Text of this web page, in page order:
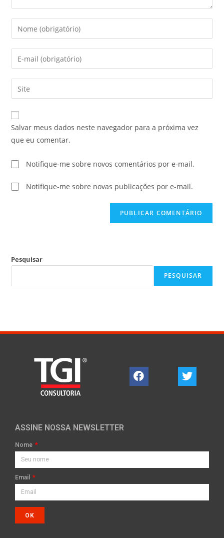
Salvar meus dados neste navegador para a próxima vez
que eu comentar.
Notifique-me sobre novos comentários por e-mail.
Notifique-me sobre novas publicações por e-mail.
Pesquisar
PESQUISAR
ASSINE NOSSA NEWSLETTER
Nome
Email
OK